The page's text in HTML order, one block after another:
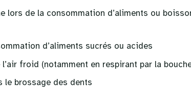
lors de la consommation d’aliments ou
d’aliments sucrés ou acides
froid (notamment en respirant par la
le brossage des dents